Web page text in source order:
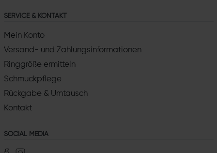
SERVICE & KONTAKT
Mein Konto
Versand- und Zahlungsinformationen
Ringgröße ermitteln
Schmuckpflege
Rückgabe & Umtausch
Kontakt
SOCIAL MEDIA